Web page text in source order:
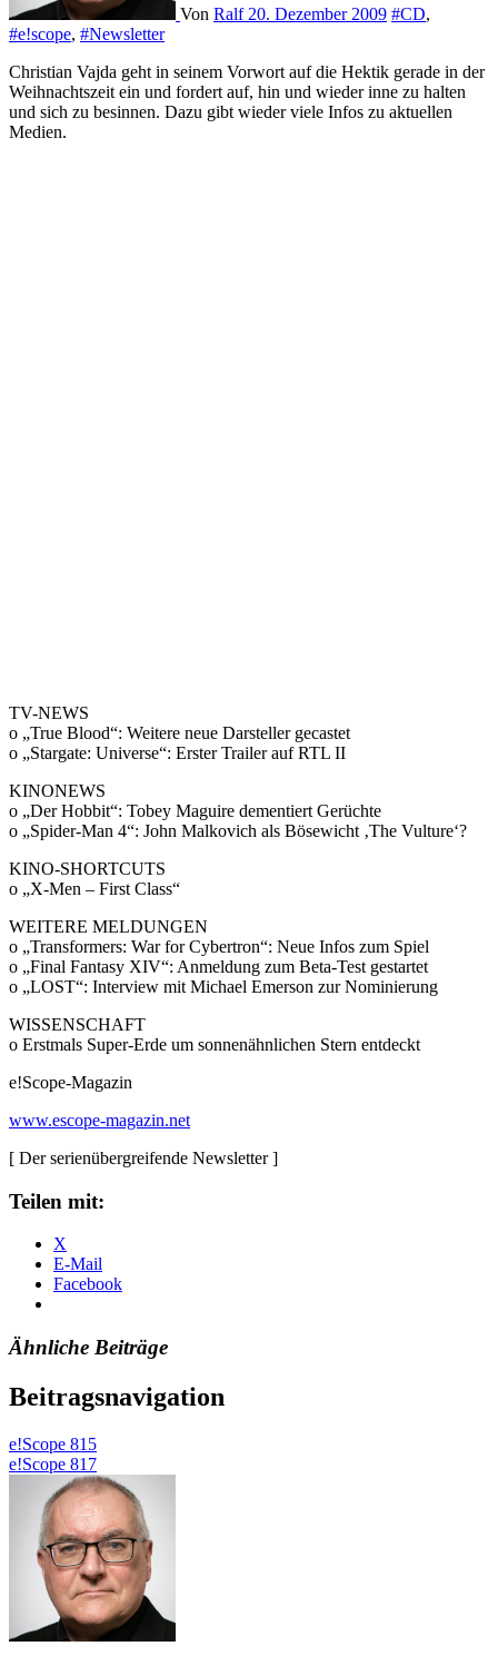
Von Ralf 20. Dezember 2009 #CD,
#e!scope, #Newsletter
Christian Vajda geht in seinem Vorwort auf die Hektik gerade in der
Weihnachtszeit ein und fordert auf, hin und wieder inne zu halten
und sich zu besinnen. Dazu gibt wieder viele Infos zu aktuellen
Medien.
TV-NEWS
o „True Blood“: Weitere neue Darsteller gecastet
o „Stargate: Universe“: Erster Trailer auf RTL II
KINONEWS
o „Der Hobbit“: Tobey Maguire dementiert Gerüchte
o „Spider-Man 4“: John Malkovich als Bösewicht ‚The Vulture‘?
KINO-SHORTCUTS
o „X-Men – First Class“
WEITERE MELDUNGEN
o „Transformers: War for Cybertron“: Neue Infos zum Spiel
o „Final Fantasy XIV“: Anmeldung zum Beta-Test gestartet
o „LOST“: Interview mit Michael Emerson zur Nominierung
WISSENSCHAFT
o Erstmals Super-Erde um sonnenähnlichen Stern entdeckt
e!Scope-Magazin
www.escope-magazin.net
[ Der serienübergreifende Newsletter ]
Teilen mit:
X
E-Mail
Facebook
Ähnliche Beiträge
Beitragsnavigation
e!Scope 815
e!Scope 817